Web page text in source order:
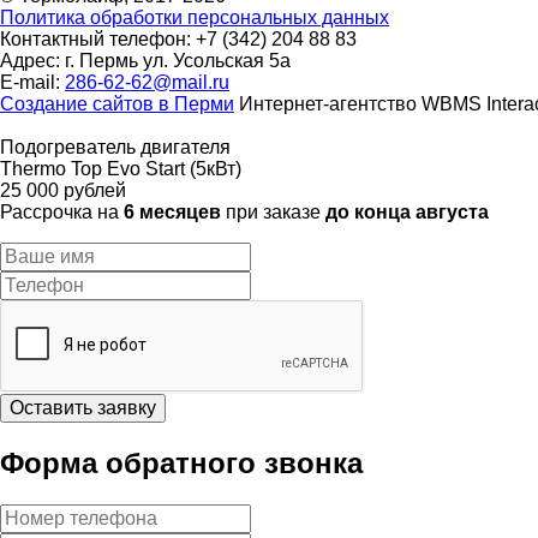
Политика обработки персональных данных
Контактный телефон: +7 (342) 204 88 83
Адрес: г. Пермь ул. Усольская 5а
E-mail: 286-62-62@mail.ru
Cоздание сайтов в Перми Интернет-агентство WBMS
Подогреватель двигателя
Thermo Top Evo Start (5кВт)
25 000 рублей
Рассрочка на 6 месяцев при заказе до конца августа
Оставить заявку
Форма обратного звонка